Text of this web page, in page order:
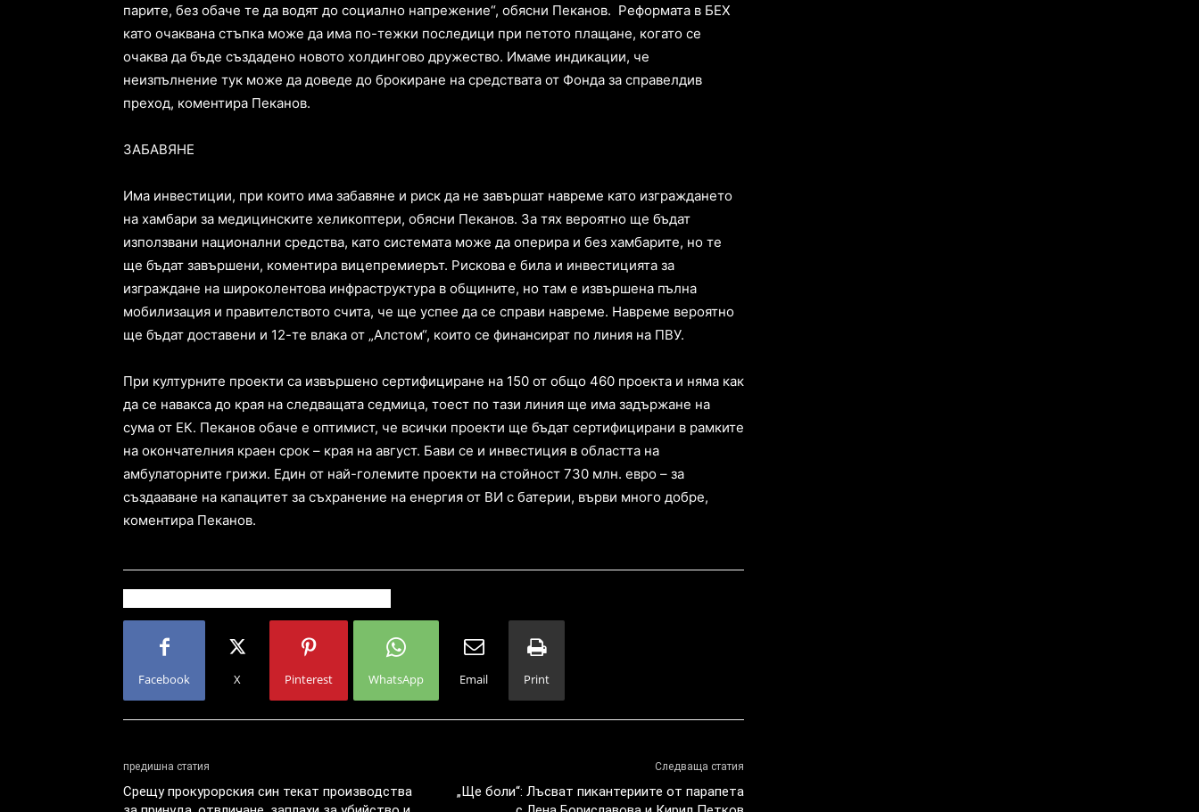
парите, без обаче те да водят до социално напрежение“, обясни Пеканов. Реформата в БЕХ
като очаквана стъпка може да има по-тежки последици при петото плащане, когато се
очаква да бъде създадено новото холдингово дружество. Имаме индикации, че
неизпълнение тук може да доведе до брокиране на средствата от Фонда за справелдив
преход, коментира Пеканов.
ЗАБАВЯНЕ
Има инвестиции, при които има забавяне и риск да не завършат навреме като изграждането
на хамбари за медицинските хеликоптери, обясни Пеканов. За тях вероятно ще бъдат
използвани национални средства, като системата може да оперира и без хамбарите, но те
ще бъдат завършени, коментира вицепремиерът. Рискова е била и инвестицията за
изграждане на широколентова инфраструктура в общините, но там е извършена пълна
мобилизация и правителството счита, че ще успее да се справи навреме. Навреме вероятно
ще бъдат доставени и 12-те влака от „Алстом“, които се финансират по линия на ПВУ.
При културните проекти са извършено сертифициране на 150 от общо 460 проекта и няма как
да се навакса до края на следващата седмица, тоест по тази линия ще има задържане на
сума от ЕК. Пеканов обаче е оптимист, че всички проекти ще бъдат сертифицирани в рамките
на окончателния краен срок – края на август. Бави се и инвестиция в областта на
амбулаторните грижи. Един от най-големите проекти на стойност 730 млн. евро – за
създааване на капацитет за съхранение на енергия от ВИ с батерии, върви много добре,
коментира Пеканов.
Facebook X Pinterest WhatsApp Email Print
предишна статия
Срещу прокурорския син текат производства
Следваща статия
„Ще боли“: Лъсват пикантериите от парапета